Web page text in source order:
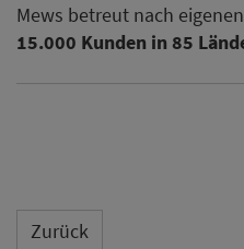
Mews betreut nach
15.000 Kunden in 85
Zurück